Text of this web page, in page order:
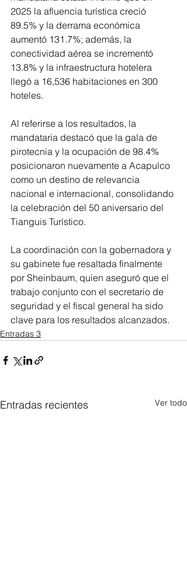
2025 la afluencia turística creció
89.5% y la derrama económica
aumentó 131.7%; además, la
conectividad aérea se incrementó
13.8% y la infraestructura hotelera
llegó a 16,536 habitaciones en 300
hoteles.
Al referirse a los resultados, la
mandataria destacó que la gala de
pirotecnia y la ocupación de 98.4%
posicionaron nuevamente a Acapulco
como un destino de relevancia
nacional e internacional, consolidando
la celebración del 50 aniversario del
Tianguis Turístico.
La coordinación con la gobernadora y
su gabinete fue resaltada finalmente
por Sheinbaum, quien aseguró que el
trabajo conjunto con el secretario de
seguridad y el fiscal general ha sido
clave para los resultados alcanzados.
Entradas 3
Entradas recientes Ver todo